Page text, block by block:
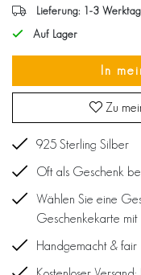
Lieferung: 1-3
Auf Lager
In
Zu
925 Sterling Silber
Oft als Geschenk
Wählen Sie eine
Geschenkekarte mit
Handgemacht & fair